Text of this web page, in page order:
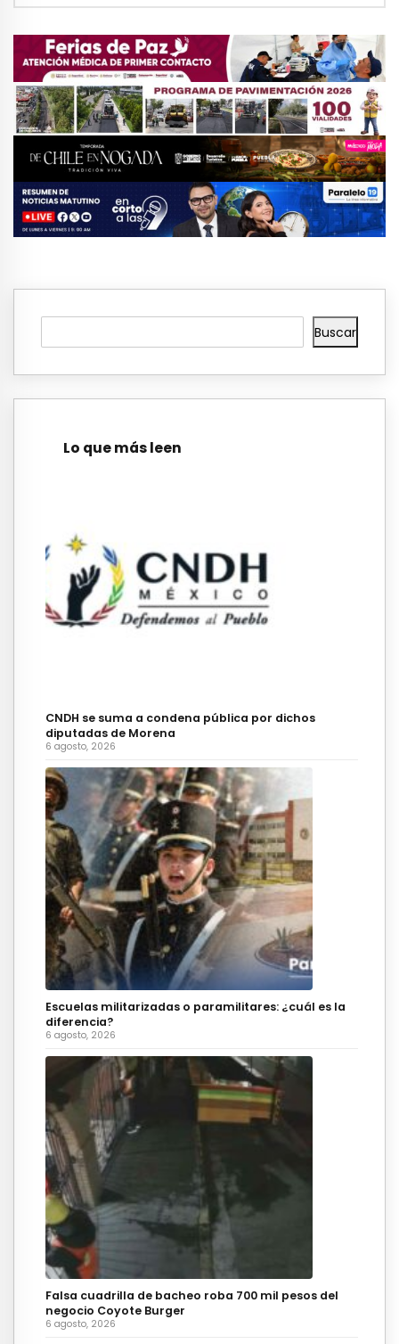
Buscar
Lo que más leen
CNDH se suma a condena pública por dichos
diputadas de Morena
6 agosto, 2026
Escuelas militarizadas o paramilitares: ¿cuál es la
diferencia?
6 agosto, 2026
Falsa cuadrilla de bacheo roba 700 mil pesos del
negocio Coyote Burger
6 agosto, 2026